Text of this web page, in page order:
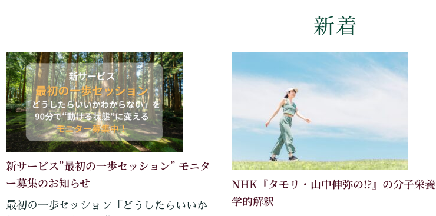
新着
新サービス”最初の一歩セッション” モニタ
ー募集のお知らせ
最初の一歩セッション「どうしたらいいか
NHK『タモリ・山中伸弥の!?』の分子栄養
学的解釈